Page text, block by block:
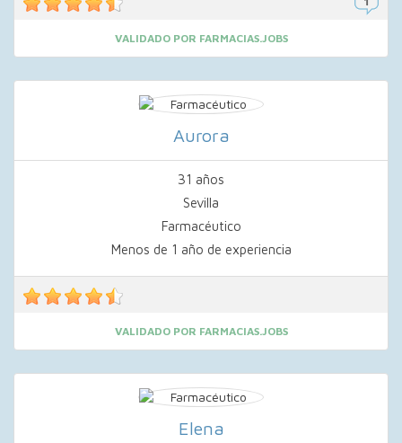
VALIDADO POR FARMACIAS.JOBS
Aurora
31 años
Sevilla
Farmacéutico
Menos de 1 año de experiencia
VALIDADO POR FARMACIAS.JOBS
Elena